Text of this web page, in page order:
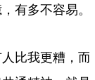
有多不容易。
比我更糟，而